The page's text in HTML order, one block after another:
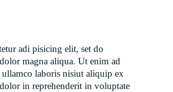
adi pisicing elit, set do
magna aliqua. Ut enim ad
laboris nisiut aliquip ex
in reprehenderit in voluptate